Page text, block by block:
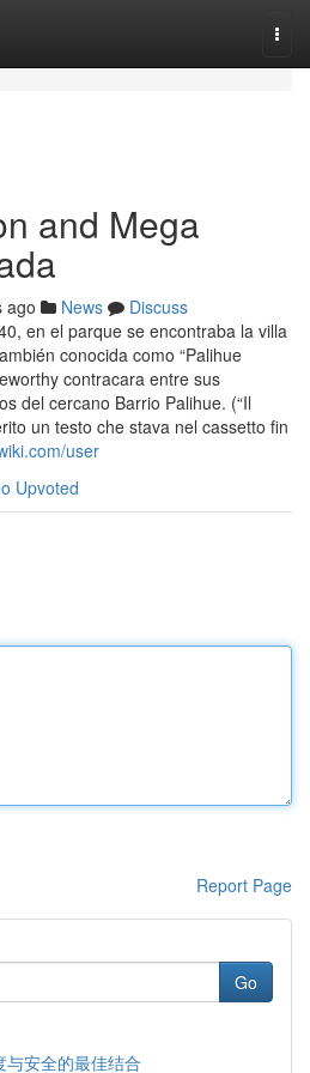
and Mega
ago News
Discuss
en el parque se encontraba la villa
conocida como “Palihue
contracara entre sus
del cercano Barrio Palihue. (“Il
un testo che stava nel cassetto fin
user
Upvoted
Report Page
Go
安全的最佳结合